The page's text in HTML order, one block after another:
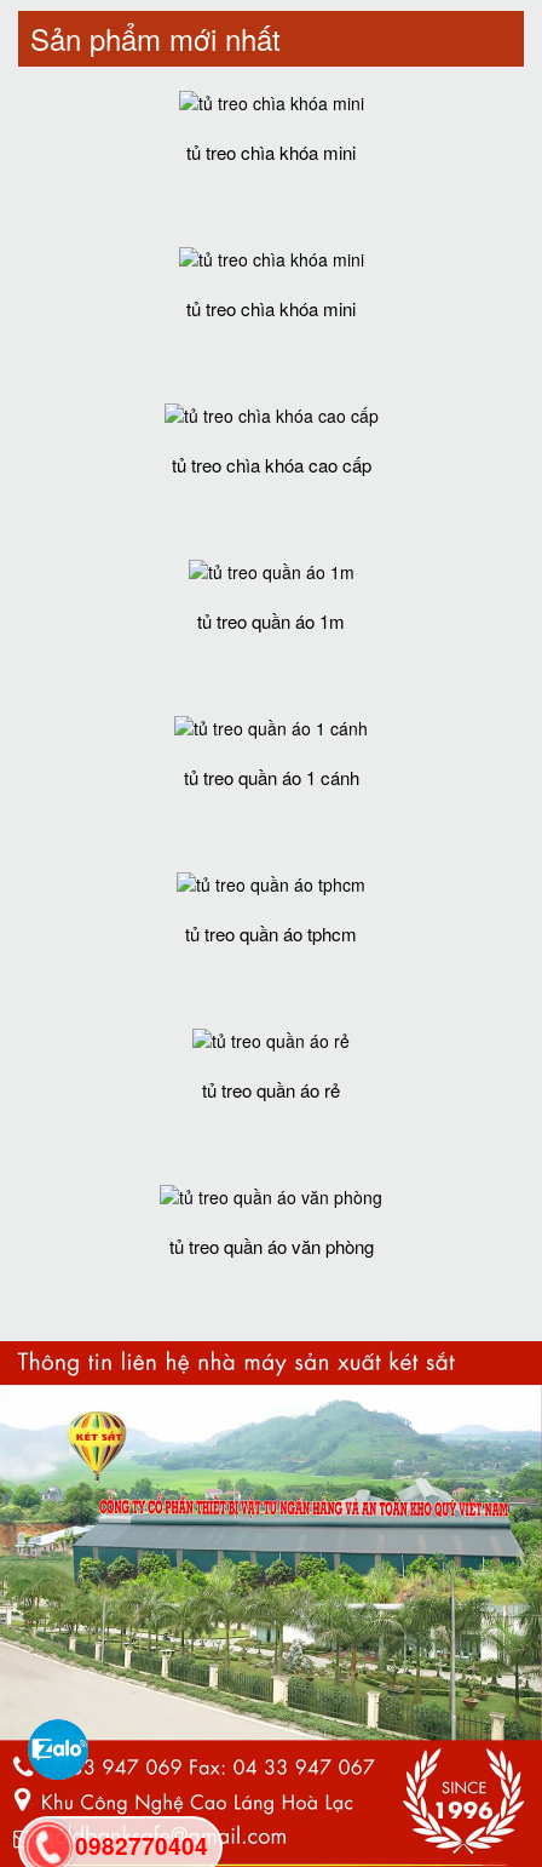
Sản phẩm mới nhất
tủ treo chìa khóa mini
tủ treo chìa khóa mini
tủ treo chìa khóa cao cấp
tủ treo quần áo 1m
tủ treo quần áo 1 cánh
tủ treo quần áo tphcm
tủ treo quần áo rẻ
tủ treo quần áo văn phòng
0982770404